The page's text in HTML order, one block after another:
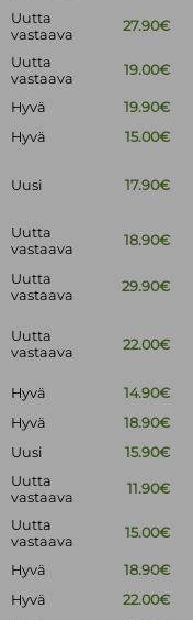
Uutta
vastaava
27.90€
Uutta
vastaava
19.00€
Hyvä
19.90€
Hyvä
15.00€
Uusi 17.90€
Uutta
vastaava
18.90€
Uutta
vastaava
29.90€
Uutta
vastaava
22.00€
Hyvä
14.90€
Hyvä
18.90€
Uusi 15.90€
Uutta
vastaava
11.90€
Uutta
vastaava
15.00€
Hyvä
18.90€
Hyvä
22.00€